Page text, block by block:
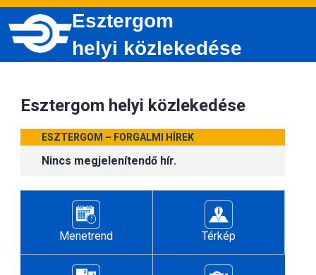
Esztergom
helyi közlekedése
Esztergom helyi közlekedése
ESZTERGOM – FORGALMI HÍREK
Nincs megjelenítendő hír.
Menetrend Térkép